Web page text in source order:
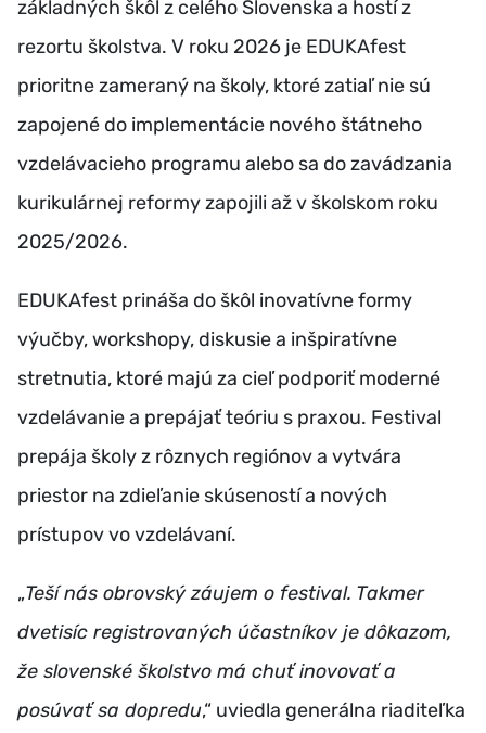
základných škôl z celého Slovenska a hostí z
rezortu školstva. V roku 2026 je EDUKAfest
prioritne zameraný na školy, ktoré zatiaľ nie sú
zapojené do implementácie nového štátneho
vzdelávacieho programu alebo sa do zavádzania
kurikulárnej reformy zapojili až v školskom roku
2025/2026.
EDUKAfest prináša do škôl inovatívne formy
výučby, workshopy, diskusie a inšpiratívne
stretnutia, ktoré majú za cieľ podporiť moderné
vzdelávanie a prepájať teóriu s praxou. Festival
prepája školy z rôznych regiónov a vytvára
priestor na zdieľanie skúseností a nových
prístupov vo vzdelávaní.
„Teší nás obrovský záujem o festival. Takmer
dvetisíc registrovaných účastníkov je dôkazom,
že slovenské školstvo má chuť inovovať a
posúvať sa dopredu,“ uviedla generálna riaditeľka